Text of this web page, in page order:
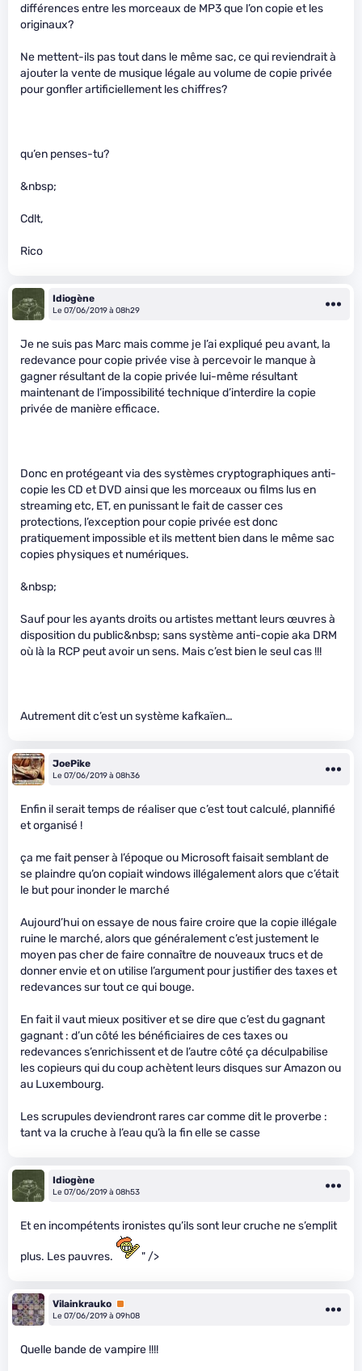
différences entre les morceaux de MP3 que l’on copie et les
originaux?
Ne mettent-ils pas tout dans le même sac, ce qui reviendrait à
ajouter la vente de musique légale au volume de copie privée
pour gonfler artificiellement les chiffres?
qu’en penses-tu?
&nbsp;
Cdlt,
Rico
Idiogène
Le 07/06/2019 à 08h29
Je ne suis pas Marc mais comme je l’ai expliqué peu avant, la
redevance pour copie privée vise à percevoir le manque à
gagner résultant de la copie privée lui-même résultant
maintenant de l’impossibilité technique d’interdire la copie
privée de manière efficace.
Donc en protégeant via des systèmes cryptographiques anti-
copie les CD et DVD ainsi que les morceaux ou films lus en
streaming etc, ET, en punissant le fait de casser ces
protections, l’exception pour copie privée est donc
pratiquement impossible et ils mettent bien dans le même sac
copies physiques et numériques.
&nbsp;
Sauf pour les ayants droits ou artistes mettant leurs œuvres à
disposition du public&nbsp; sans système anti-copie aka DRM
où là la RCP peut avoir un sens. Mais c’est bien le seul cas !!!
Autrement dit c’est un système kafkaïen…
JoePike
Le 07/06/2019 à 08h36
Enfin il serait temps de réaliser que c’est tout calculé, plannifié
et organisé !
ça me fait penser à l’époque ou Microsoft faisait semblant de
se plaindre qu’on copiait windows illégalement alors que c’était
le but pour inonder le marché
Aujourd’hui on essaye de nous faire croire que la copie illégale
ruine le marché, alors que généralement c’est justement le
moyen pas cher de faire connaître de nouveaux trucs et de
donner envie et on utilise l’argument pour justifier des taxes et
redevances sur tout ce qui bouge.
En fait il vaut mieux positiver et se dire que c’est du gagnant
gagnant : d’un côté les bénéficiaires de ces taxes ou
redevances s’enrichissent et de l’autre côté ça déculpabilise
les copieurs qui du coup achètent leurs disques sur Amazon ou
au Luxembourg.
Les scrupules deviendront rares car comme dit le proverbe :
tant va la cruche à l’eau qu’à la fin elle se casse
Idiogène
Le 07/06/2019 à 08h53
Et en incompétents ironistes qu’ils sont leur cruche ne s’emplit
plus. Les pauvres. " />
Vilainkrauko Premium
Le 07/06/2019 à 09h08
Quelle bande de vampire !!!!